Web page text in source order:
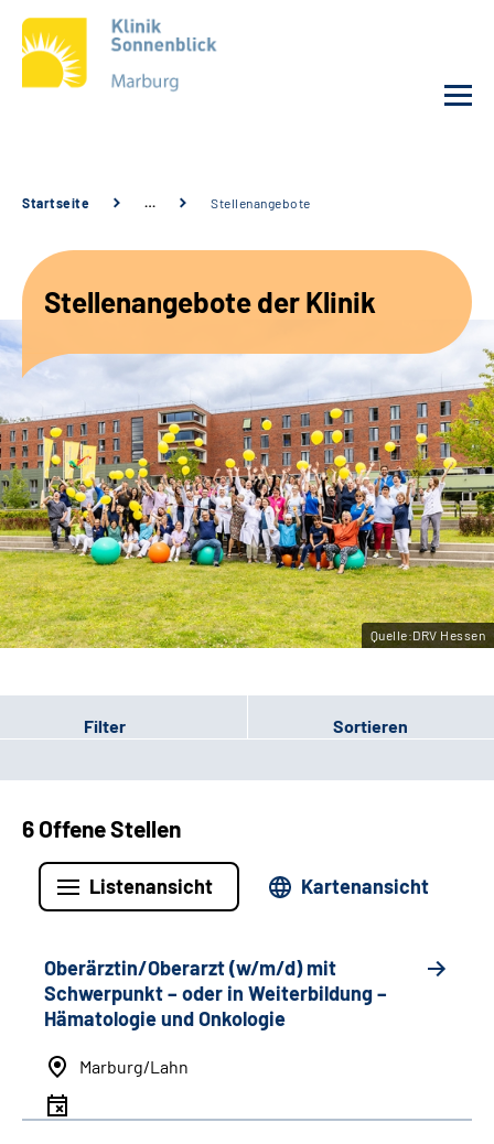
Service
Karriere
Sozialdienste & Zuweisende
Suche
Leichte Sprache
Gebärdensprache
Startseite … Stellenangebote
Stellenangebote der Klinik
Quelle:DRV Hessen
Filter Sortieren
6 Offene Stellen
Listenansicht Kartenansicht
Oberärztin/Oberarzt (w/m/d) mit
Schwerpunkt– oder in Weiterbildung–
Hämatologie und Onkologie
Marburg/Lahn